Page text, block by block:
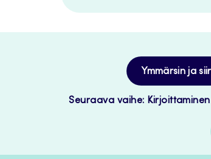
Ymmärsin ja
Seuraava vaihe: